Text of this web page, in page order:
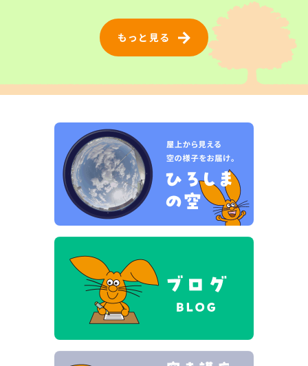
もっと見る